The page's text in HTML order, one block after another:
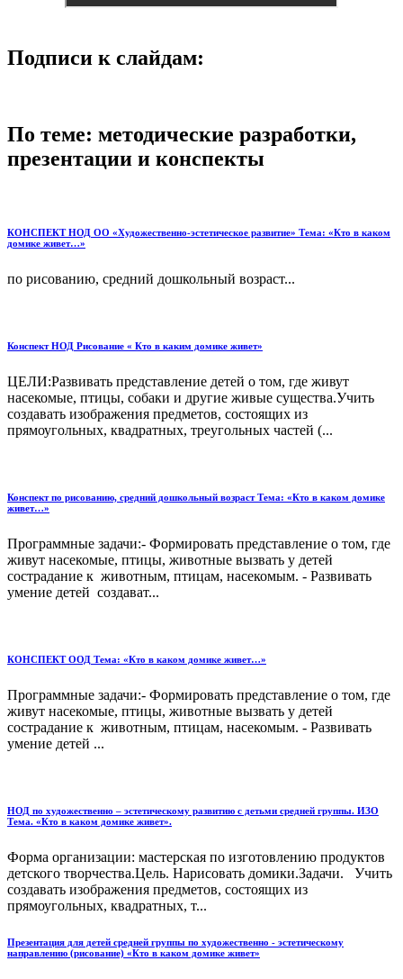
Подписи к слайдам:
По теме: методические разработки,
презентации и конспекты
КОНСПЕКТ НОД ОО «Художественно-эстетическое развитие» Тема: «Кто в каком
домике живет…»
по рисованию, средний дошкольный возраст...
Конспект НОД Рисование « Кто в каким домике живет»
ЦЕЛИ:Развивать представление детей о том, где живут
насекомые, птицы, собаки и другие живые существа.Учить
создавать изображения предметов, состоящих из
прямоугольных, квадратных, треугольных частей (...
Конспект по рисованию, средний дошкольный возраст Тема: «Кто в каком домике
живет…»
Программные задачи:- Формировать представление о том, где
живут насекомые, птицы, животные вызвать у детей
сострадание к животным, птицам, насекомым. - Развивать
умение детей создават...
КОНСПЕКТ ООД Тема: «Кто в каком домике живет…»
Программные задачи:- Формировать представление о том, где
живут насекомые, птицы, животные вызвать у детей
сострадание к животным, птицам, насекомым. - Развивать
умение детей ...
НОД по художественно – эстетическому развитию с детьми средней группы. ИЗО
Тема. «Кто в каком домике живет».
Форма организации: мастерская по изготовлению продуктов
детского творчества.Цель. Нарисовать домики.Задачи. Учить
создавать изображения предметов, состоящих из
прямоугольных, квадратных, т...
Презентация для детей средней группы по художественно - эстетическому
направлению (рисование) «Кто в каком домике живет»